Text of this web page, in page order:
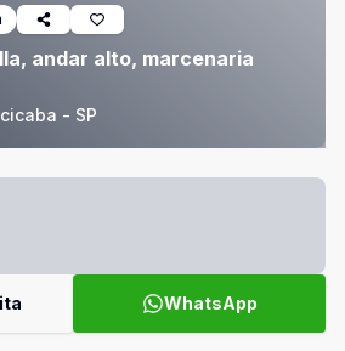
andar alto, marcenaria
- SP
WhatsApp